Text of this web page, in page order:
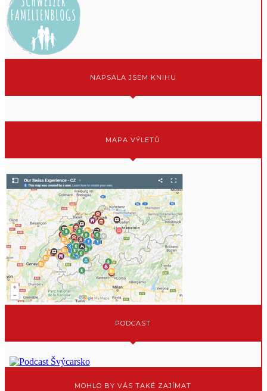
NAPSALA JSEM KNIHU
MAPA VÝLETŮ
PODCAST
MOHLO BY VÁS TAKÉ ZAJÍMAT